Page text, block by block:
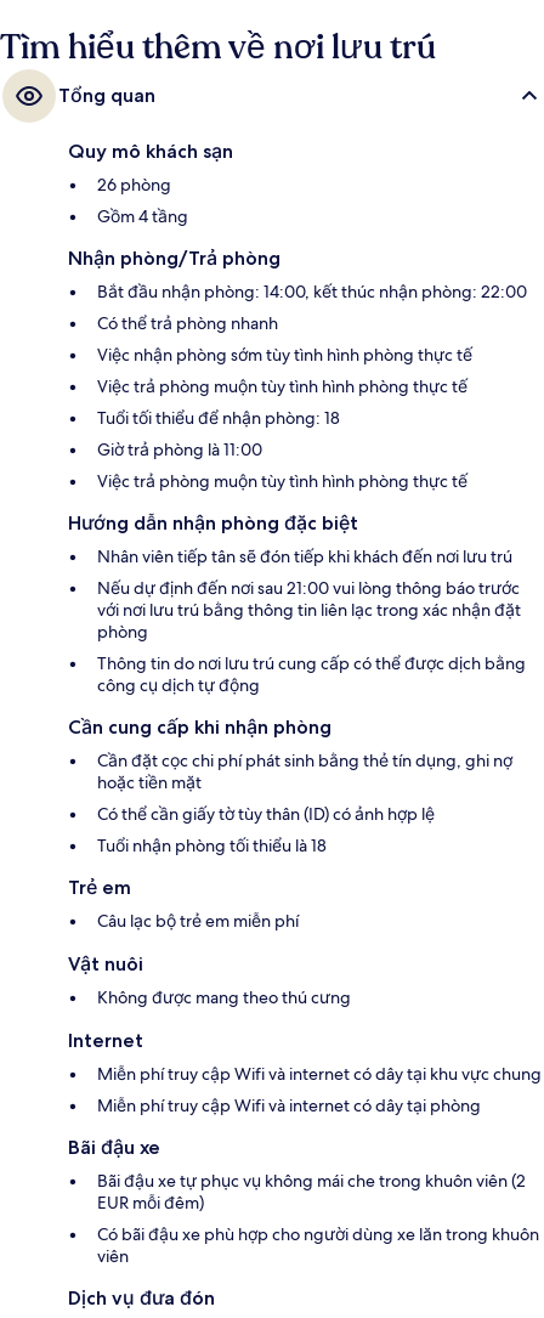
Tìm hiểu thêm về nơi lưu trú
Tổng quan
Quy mô khách sạn
26 phòng
Gồm 4 tầng
Nhận phòng/Trả phòng
Bắt đầu nhận phòng: 14:00, kết thúc nhận phòng: 22:00
Có thể trả phòng nhanh
Việc nhận phòng sớm tùy tình hình phòng thực tế
Việc trả phòng muộn tùy tình hình phòng thực tế
Tuổi tối thiểu để nhận phòng: 18
Giờ trả phòng là 11:00
Việc trả phòng muộn tùy tình hình phòng thực tế
Hướng dẫn nhận phòng đặc biệt
Nhân viên tiếp tân sẽ đón tiếp khi khách đến nơi lưu trú
Nếu dự định đến nơi sau 21:00 vui lòng thông báo trước
với nơi lưu trú bằng thông tin liên lạc trong xác nhận đặt
phòng
Thông tin do nơi lưu trú cung cấp có thể được dịch bằng
công cụ dịch tự động
Cần cung cấp khi nhận phòng
Cần đặt cọc chi phí phát sinh bằng thẻ tín dụng, ghi nợ
hoặc tiền mặt
Có thể cần giấy tờ tùy thân (ID) có ảnh hợp lệ
Tuổi nhận phòng tối thiểu là 18
Trẻ em
Câu lạc bộ trẻ em miễn phí
Vật nuôi
Không được mang theo thú cưng
Internet
Miễn phí truy cập Wifi và internet có dây tại khu vực chung
Miễn phí truy cập Wifi và internet có dây tại phòng
Bãi đậu xe
Bãi đậu xe tự phục vụ không mái che trong khuôn viên (2
EUR mỗi đêm)
Có bãi đậu xe phù hợp cho người dùng xe lăn trong khuôn
viên
Dịch vụ đưa đón